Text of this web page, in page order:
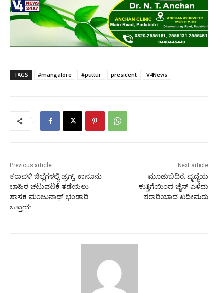
TAGS #mangalore #puttur president V4News
Previous article
ಕರಾವಳಿ ಜಿಲ್ಲೆಗಳಲ್ಲಿ ಡ್ರಗ್ಸ್, ಕಾನೂನು
ಬಾಹಿರ ಚಟುವಟಿಕೆ ತಡೆಯಲು
ಶಾಸಕ ಮಂಜುನಾಥ್ ಭಂಡಾರಿ
ಒತ್ತಾಯ
Next article
ಮೂಡುಬಿದಿರೆ: ವೃದ್ಧೆಯ
ಕುತ್ತಿಗೆಯಿಂದ ಚೈನ್ ಎಳೆದು
ಪರಾರಿಯಾದ ಖದೀಮರು